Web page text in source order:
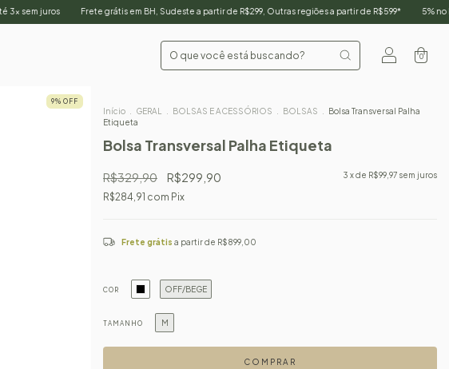
Frete grátis em BH, Sudeste a partir de R$299, Outras regiões a partir de R$599* 5% no PIX Parcele
0
9% OFF
Início GERAL BOLSAS E ACESSÓRIOS BOLSAS
Bolsa Transversal Palha
Etiqueta
Bolsa Transversal Palha Etiqueta
R$329,90 R$299,90 3 x de R$99,97 sem juros
R$284,91 com Pix
Frete grátis a partir de R$899,00
COR OFF/BEGE
TAMANHO M